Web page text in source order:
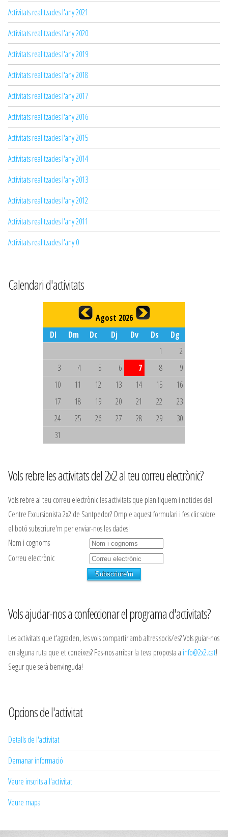
Activitats realitzades l'any 2021
Activitats realitzades l'any 2020
Activitats realitzades l'any 2019
Activitats realitzades l'any 2018
Activitats realitzades l'any 2017
Activitats realitzades l'any 2016
Activitats realitzades l'any 2015
Activitats realitzades l'any 2014
Activitats realitzades l'any 2013
Activitats realitzades l'any 2012
Activitats realitzades l'any 2011
Activitats realitzades l'any 0
Calendari d'activitats
Agost 2026
Dl
Dm Dc Dj Dv Ds
Dg
1
2
3
4 5 6 7 8
9
10
11 12 13 14 15
16
17
18 19 20 21 22
23
24
25 26 27 28 29
30
31
Vols rebre les activitats del 2x2 al teu correu electrònic?
Vols rebre al teu correu electrònic les activitats que planifiquem i noticies del
Centre Excursionista 2x2 de Santpedor? Omple aquest formulari i fes clic sobre
el botó subscriure'm per enviar-nos les dades!
Nom i cognoms
Correu electrònic
Vols ajudar-nos a confeccionar el programa d'activitats?
Les activitats que t'agraden, les vols compartir amb altres socis/es? Vols guiar-nos
en alguna ruta que et coneixes? Fes-nos arribar la teva proposta a info@2x2.cat!
Segur que serà benvinguda!
Opcions de l'activitat
Detalls de l'activitat
Demanar informació
Veure inscrits a l'activitat
Veure mapa